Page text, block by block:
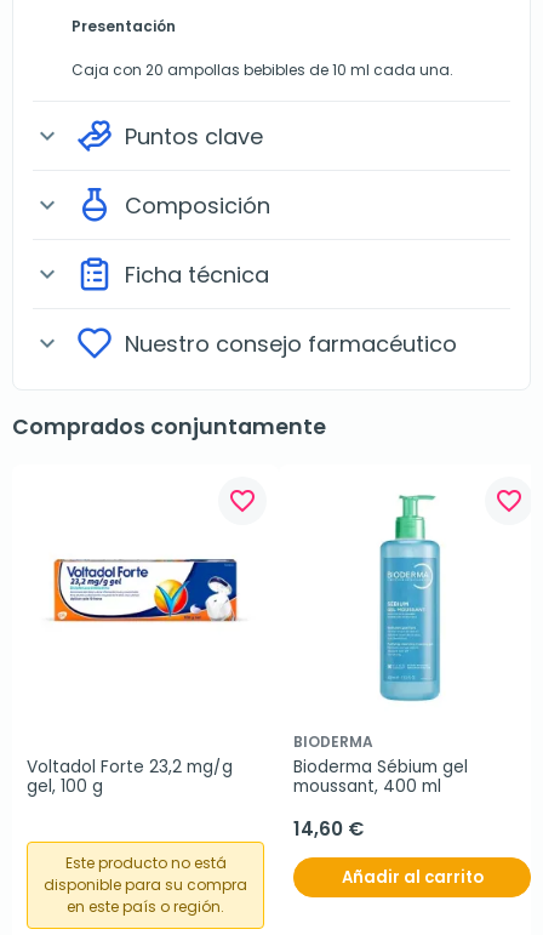
Presentación
Caja con 20 ampollas bebibles de 10 ml cada una.
expand_more Puntos clave
expand_more Composición
expand_more Ficha técnica
expand_more Nuestro consejo farmacéutico
Comprados conjuntamente
favorite_border
Voltadol Forte 23,2 mg/g
gel, 100 g
Este producto no está
disponible para su compra
en este país o región.
favorite_border
BIODERMA
Bioderma Sébium gel
moussant, 400 ml
14,60 €
Añadir al carrito